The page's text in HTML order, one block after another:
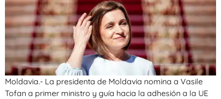
Moldavia.- La presidenta de Moldavia nomina a Vasile
Tofan a primer ministro y guía hacia la adhesión a la UE